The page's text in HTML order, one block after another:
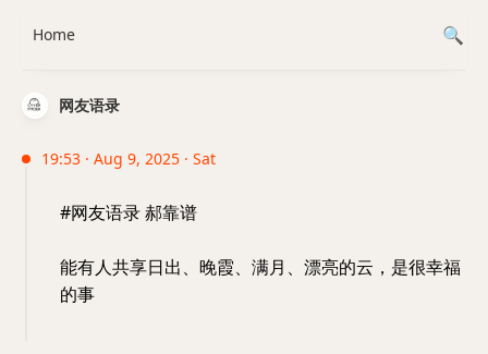
网友语录
19:53 · Aug 9, 2025 · Sat
#网友语录 郝靠谱
能有人共享日出、晚霞、满月、漂亮的云，是很幸福
的事
Home